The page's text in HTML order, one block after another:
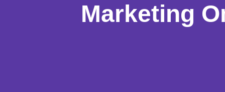
Marketing